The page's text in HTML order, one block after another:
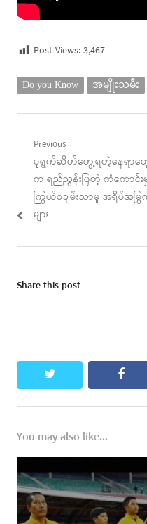
Post Views:3,467
Do you Know အမျိုးသမီး
Post
navigation
Previous
Previous
post:
ပုရွက်ဆိတ်တွေ့ရတဲ့နေရာတွ
က ရည်ညွှန်းပြတဲ့ ကံကောင်း
ကြွယ်ဝချမ်းသာမှု အရိပ်အမ
များ
Share this post
twitter
You may also like...